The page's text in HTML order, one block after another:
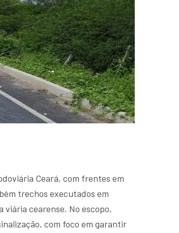
Ceará, com frentes em
trechos executados em
cearense. No escopo,
com foco em garantir